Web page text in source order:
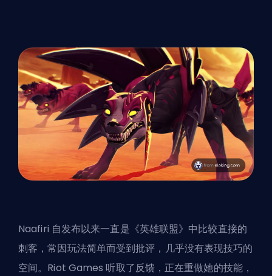
Naafiri 自发布以来一直是《英雄联盟》中比较直接的
刺客，常因玩法简单而受到批评，几乎没有表现技巧的
空间。Riot Games 听取了反馈，正在重做她的技能，